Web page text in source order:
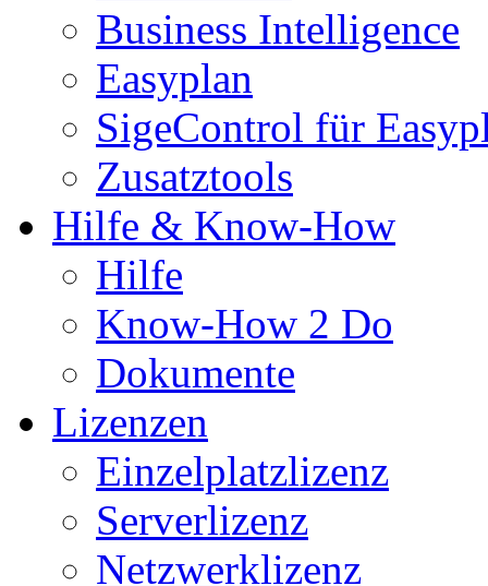
Business Intelligence
Easyplan
SigeControl für
Zusatztools
Hilfe & Know-How
Hilfe
Know-How 2 Do
Dokumente
Lizenzen
Einzelplatzlizenz
Serverlizenz
Netzwerklizenz